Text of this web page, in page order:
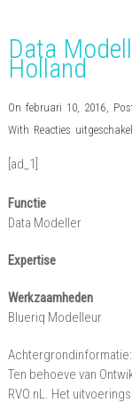
Data
Holland
On februari 10, 2016,
With Reacties
[ad_1]
Functie
Data Modeller
Expertise
Werkzaamheden
Blueriq Modelleur
Achtergrondinformatie:
Ten behoeve van
RVO.nL. Het